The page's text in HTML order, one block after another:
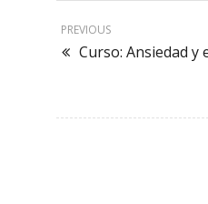
PREVIOUS
Curso: Ansiedad